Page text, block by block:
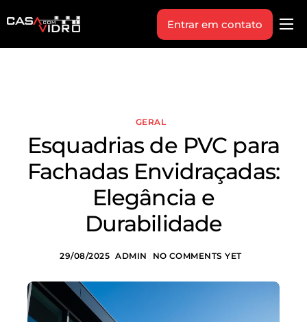
Produtos
Workshop
Vagas
Entrar em contato
GERAL
Esquadrias de PVC para
Fachadas Envidraçadas:
Elegância e
Durabilidade
29/08/2025 ADMIN NO COMMENTS YET